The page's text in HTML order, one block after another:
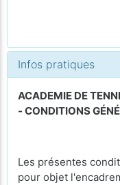
Infos pratiques
ACADEMIE DE
- CONDITIONS
Les présentes
pour objet